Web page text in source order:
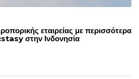
εταιρείας με περισσότερα
στην Ινδονησία